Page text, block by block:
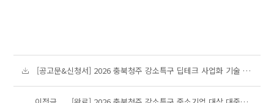
[공고문&신청서] 2026 충북청주 강소특구 딥테크 사업화 기술 검증(PoC) 지원사업 모집.zip